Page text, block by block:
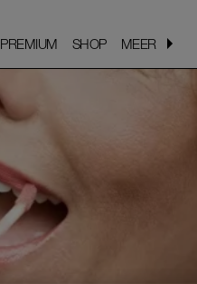
PREMIUM
PREMIUM SHOP
SHOP MEER
MEER